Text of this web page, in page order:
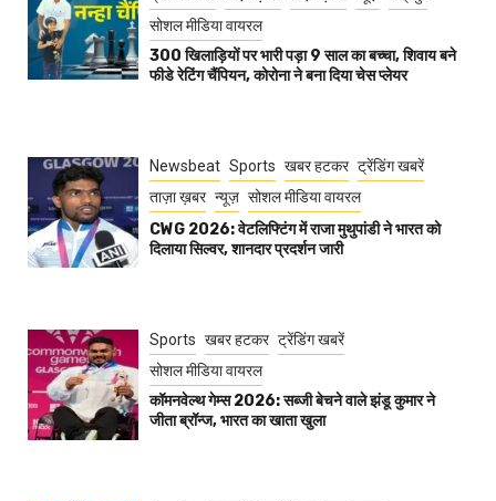
सोशल मीडिया वायरल
300 खिलाड़ियों पर भारी पड़ा 9 साल का बच्चा, शिवाय बने
फीडे रेटिंग चैंपियन, कोरोना ने बना दिया चेस प्लेयर
Newsbeat Sports खबर हटकर ट्रेंडिंग खबरें
ताज़ा ख़बर न्यूज़ सोशल मीडिया वायरल
CWG 2026: वेटलिफ्टिंग में राजा मुथुपांडी ने भारत को
दिलाया सिल्वर, शानदार प्रदर्शन जारी
Sports खबर हटकर ट्रेंडिंग खबरें
सोशल मीडिया वायरल
कॉमनवेल्थ गेम्स 2026: सब्जी बेचने वाले झंडू कुमार ने
जीता ब्रॉन्ज, भारत का खाता खुला